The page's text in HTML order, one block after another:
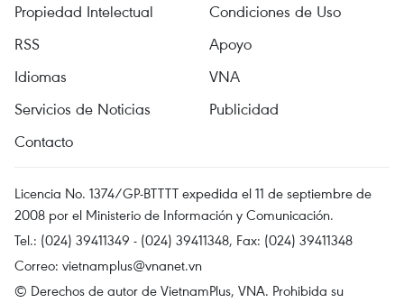
Propiedad Intelectual
Condiciones de Uso
RSS
Apoyo
Idiomas
VNA
Servicios de Noticias
Publicidad
Contacto
Licencia No. 1374/GP-BTTTT expedida el 11 de septiembre de
2008 por el Ministerio de Información y Comunicación.
Tel.: (024) 39411349 - (024) 39411348, Fax: (024) 39411348
Correo: vietnamplus@vnanet.vn
© Derechos de autor de VietnamPlus, VNA. Prohibida su